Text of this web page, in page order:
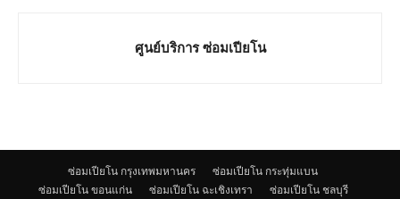
ศูนย์บริการ ซ่อมเปียโน
ซ่อมเปียโน กรุงเทพมหานคร
ซ่อมเปียโน กระทุ่มแบน
ซ่อมเปียโน ขอนแก่น
ซ่อมเปียโน ฉะเชิงเทรา
ซ่อมเปียโน ชลบุรี